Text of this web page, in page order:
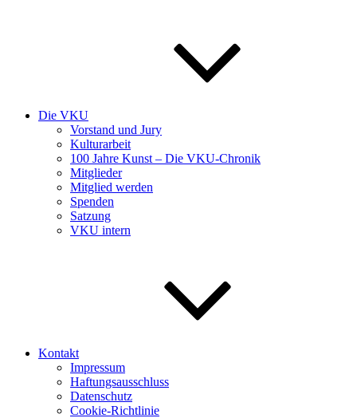
Die VKU
Vorstand und Jury
Kulturarbeit
100 Jahre Kunst – Die VKU-Chronik
Mitglieder
Mitglied werden
Spenden
Satzung
VKU intern
Kontakt
Impressum
Haftungsausschluss
Datenschutz
Cookie-Richtlinie